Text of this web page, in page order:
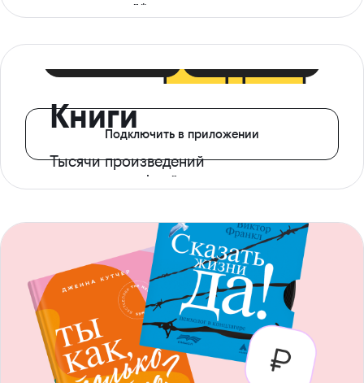
ограничений*
Книги
Тысячи произведений
с доступом офлайн
Подключить в приложении